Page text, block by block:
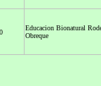
Educacion Bionatural
Obreque